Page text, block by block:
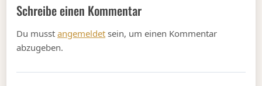
Schreibe einen Kommentar
Du musstangemeldet sein, um einen Kommentar
abzugeben.